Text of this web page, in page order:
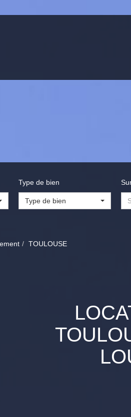
Type de bien
Type de bien
TOULOUSE